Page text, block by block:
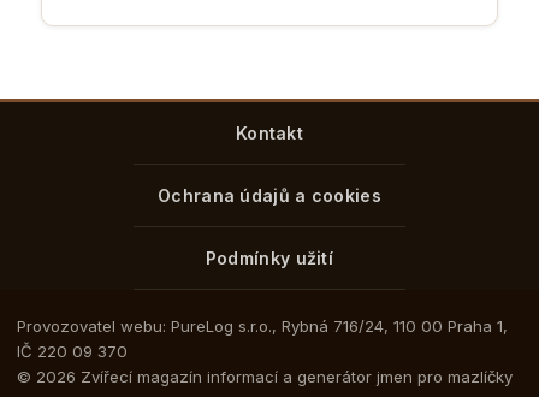
Kontakt
Ochrana údajů a cookies
Podmínky užití
Provozovatel webu: PureLog s.r.o., Rybná 716/24, 110 00 Praha 1,
IČ 220 09 370
© 2026 Zvířecí magazín informací a generátor jmen pro mazlíčky